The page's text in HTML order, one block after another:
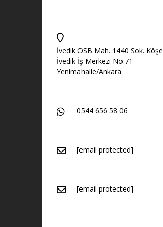
İvedik OSB Mah. 1440 Sok. Köşe
İvedik İş Merkezi No:71
Yenimahalle/Ankara
0544 656 58 06
[email protected]
[email protected]